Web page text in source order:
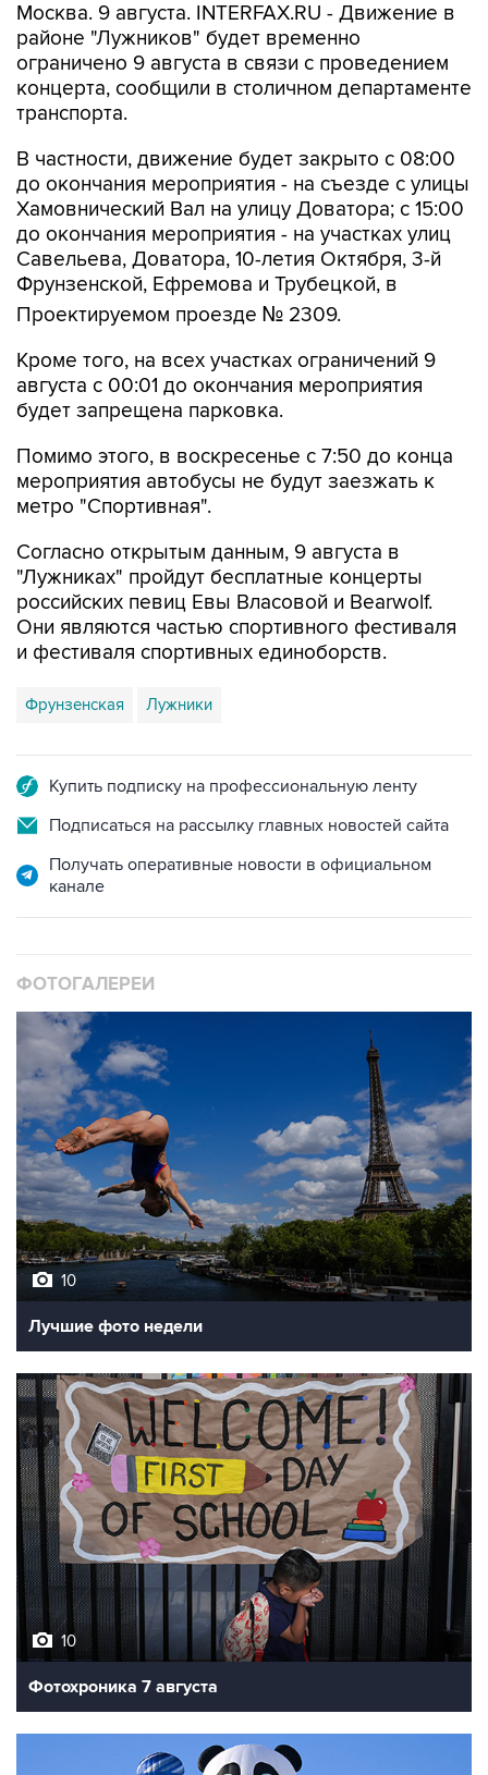
Москва. 9 августа. INTERFAX.RU - Движение в
районе "Лужников" будет временно
ограничено 9 августа в связи с проведением
концерта, сообщили в столичном департаменте
транспорта.
В частности, движение будет закрыто с 08:00
до окончания мероприятия - на съезде с улицы
Хамовнический Вал на улицу Доватора; с 15:00
до окончания мероприятия - на участках улиц
Савельева, Доватора, 10-летия Октября, 3-й
Фрунзенской, Ефремова и Трубецкой, в
Проектируемом проезде № 2309.
Кроме того, на всех участках ограничений 9
августа с 00:01 до окончания мероприятия
будет запрещена парковка.
Помимо этого, в воскресенье с 7:50 до конца
мероприятия автобусы не будут заезжать к
метро "Спортивная".
Согласно открытым данным, 9 августа в
"Лужниках" пройдут бесплатные концерты
российских певиц Евы Власовой и Bearwolf.
Они являются частью спортивного фестиваля
и фестиваля спортивных единоборств.
Фрунзенская Лужники
Купить подписку на профессиональную ленту
Подписаться на рассылку главных новостей сайта
Получать оперативные новости в официальном
канале
ФОТОГАЛЕРЕИ
10
Лучшие фото недели
10
Фотохроника 7 августа